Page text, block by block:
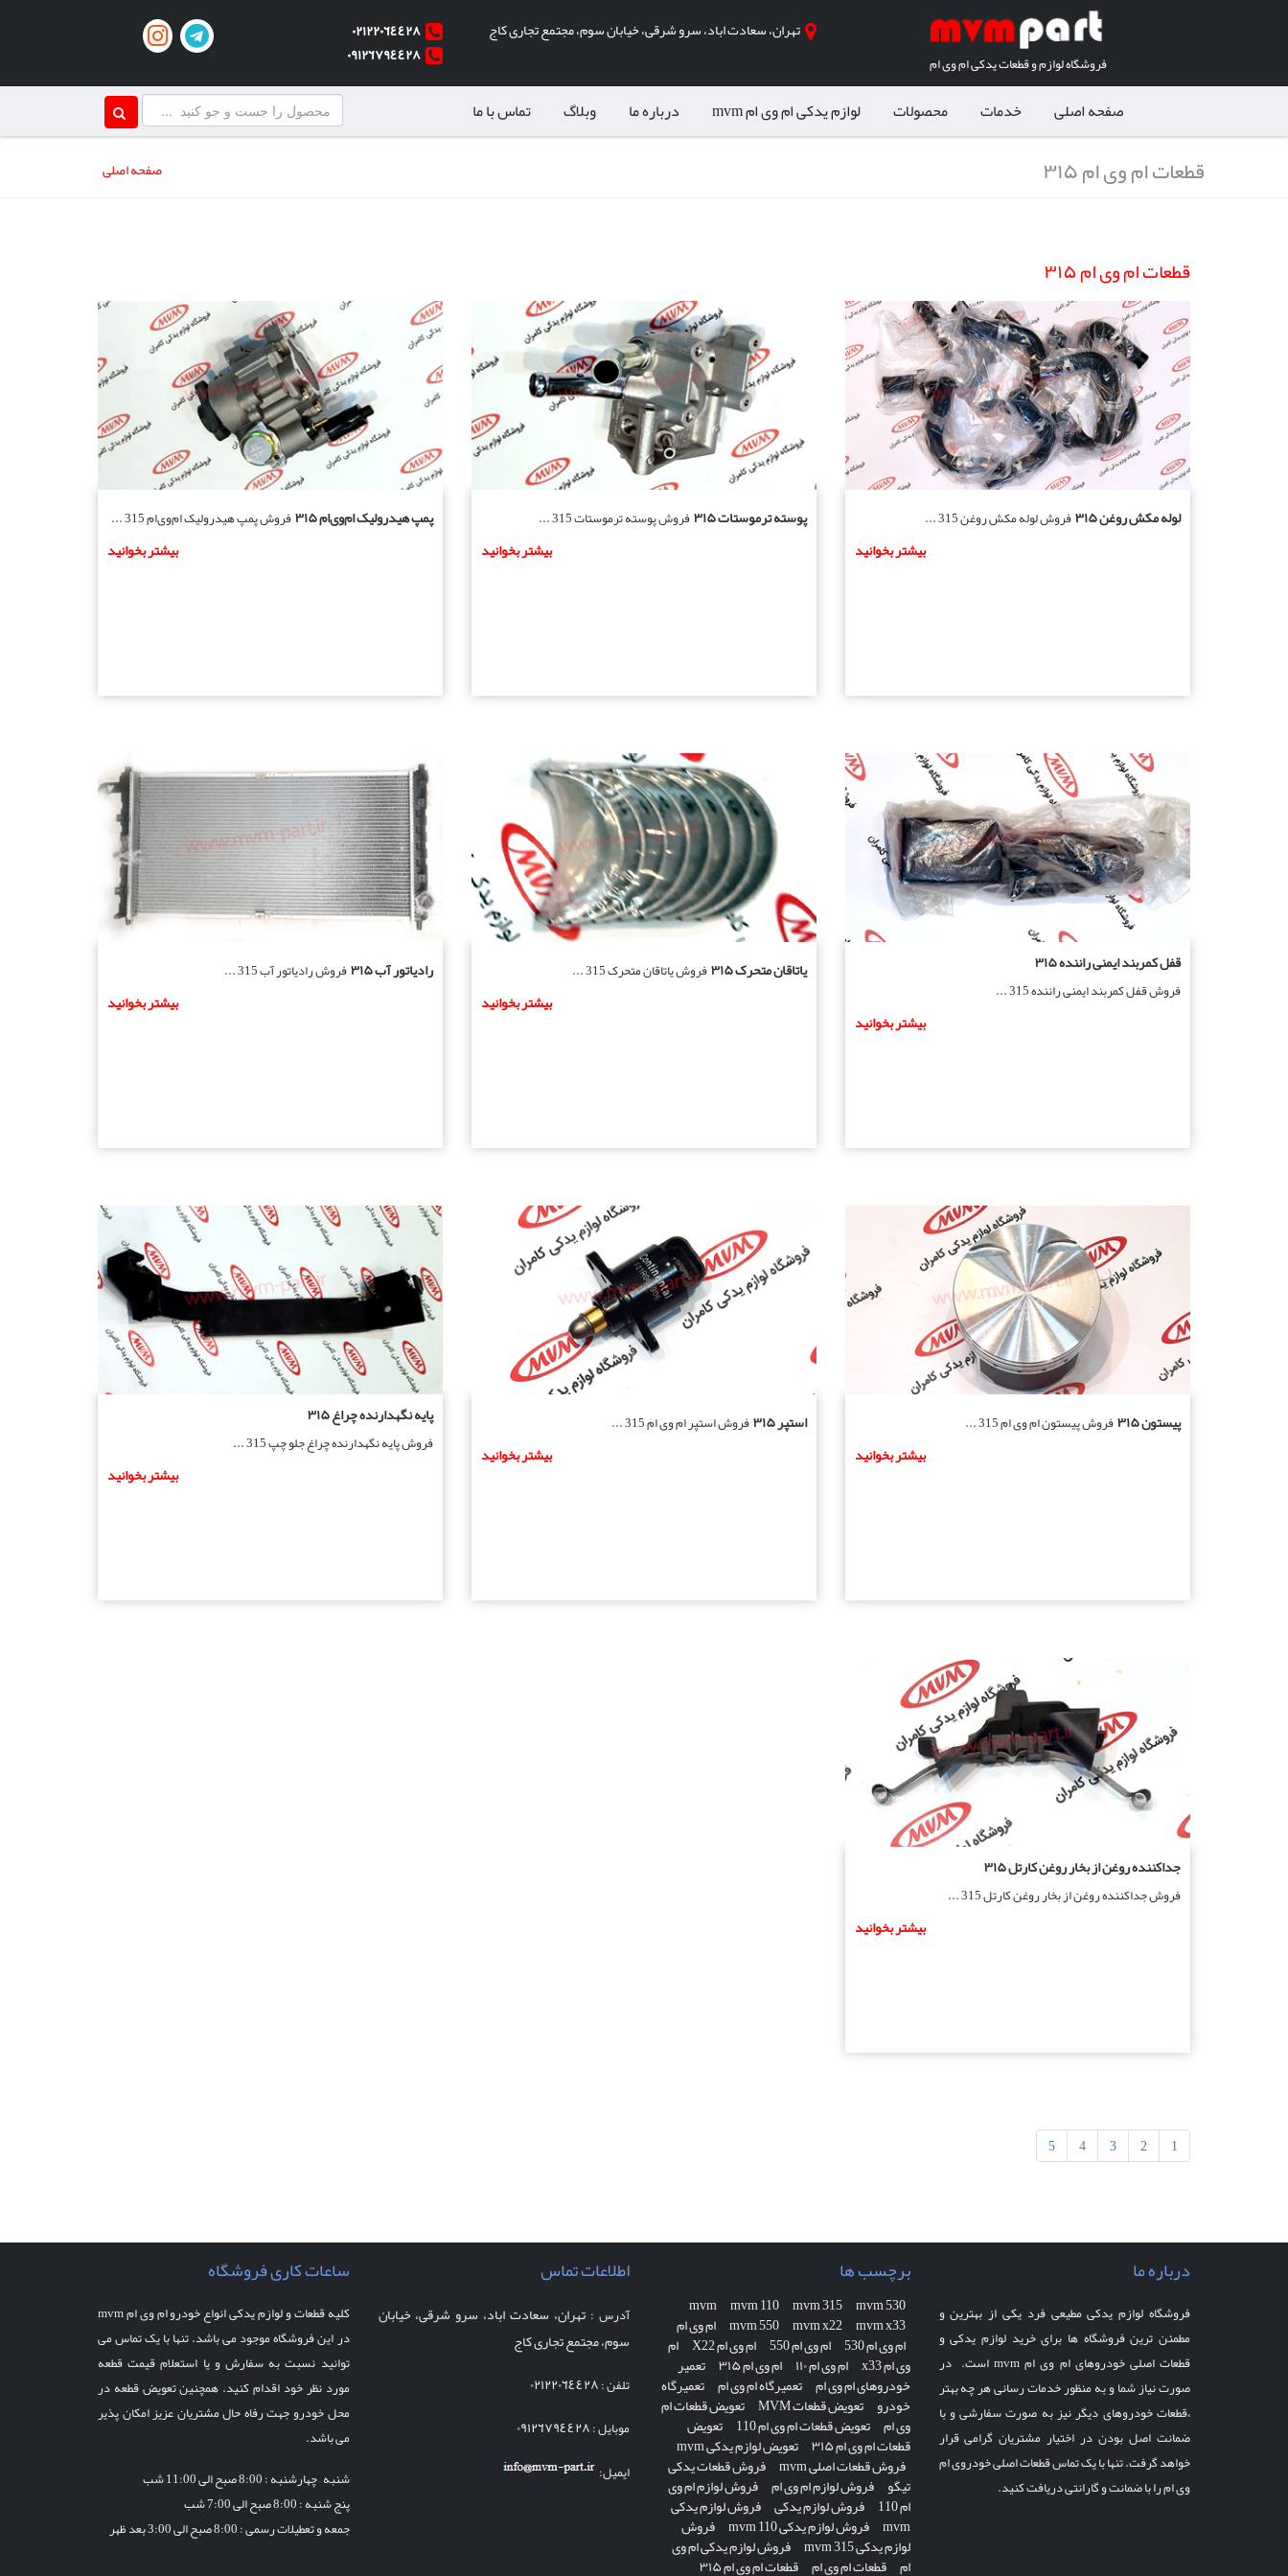
فروشگاه لوازم و قطعات یدکی ام وی ام
تهران، سعادت اباد، سرو شرقی، خیابان سوم، مجتمع تجاری کاج
٠٢١٢٢٠٦٤٤٢٨
٠٩١٢٦٧٩٤٤٢٨
صفحه اصلی خدمات محصولات لوازم یدکی ام وی ام mvm درباره ما وبلاگ تماس با ما
قطعات ام وی ام ۳۱۵ صفحه اصلی
قطعات ام وی ام ۳۱۵
لوله مکش روغن ۳۱۵ فروش لوله مکش روغن 315 ...
بیشتر بخوانید
پوسته ترموستات ۳۱۵ فروش پوسته ترموستات 315 ...
بیشتر بخوانید
پمپ هیدرولیک ام‌وی‌ام ۳۱۵ فروش پمپ هیدرولیک ام‌وی‌ام 315 ...
بیشتر بخوانید
قفل کمربند ایمنی راننده ۳۱۵
فروش قفل کمربند ایمنی راننده 315 ...
بیشتر بخوانید
یاتاقان متحرک ۳۱۵ فروش یاتاقان متحرک 315 ...
بیشتر بخوانید
رادیاتور آب ۳۱۵ فروش رادیاتور آب 315 ...
بیشتر بخوانید
پیستون ۳۱۵ فروش پیستون ام وی ام 315 ...
بیشتر بخوانید
استپر ۳۱۵ فروش استپر ام وی ام 315 ...
بیشتر بخوانید
پایه نگهدارنده چراغ ۳۱۵
فروش پایه نگهدارنده چراغ جلو چپ 315 ...
بیشتر بخوانید
جداکننده روغن از بخار روغن کارتل ۳۱۵
فروش جداکننده روغن از بخار روغن کارتل 315 ...
بیشتر بخوانید
1
2
3
4
5
درباره ما
فروشگاه لوازم یدکی مطیعی فرد یکی از بهترین و
مطمئن ترین فروشگاه ها برای خرید لوازم یدکی و
قطعات اصلی خودروهای ام وی ام mvm است. در
صورت نیاز شما و به منظور خدمات رسانی هر چه بهتر
،قطعات خودروهای دیگر نیز به صورت سفارشی و با
ضمانت اصل بودن در اختیار مشتریان گرامی قرار
خواهد گرفت. تنها با یک تماس قطعات اصلی خودروی ام
وی ام را با ضمانت و گارانتی دریافت کنید.
برچسب ها
mvm mvm 110 mvm 315 mvm 530
mvm 550 mvm x22 mvm x33 ام وی ام
ام وی ام 530 ام وی ام 550 ام وی ام X22 ام
وی ام x33 ام وی ام ۱۱۰ ام وی ام ۳۱۵ تعمیر
خودروهای ام وی ام تعمیرگاه ام وی ام تعمیرگاه
خودرو تعویض قطعات MVM تعویض قطعات ام
وی ام تعویض قطعات ام وی ام 110 تعویض
قطعات ام وی ام ۳۱۵ تعویض لوازم یدکی mvm
فروش قطعات اصلی mvm فروش قطعات یدکی
تیگو فروش لوازم ام وی ام فروش لوازم ام وی
ام 110 فروش لوازم یدکی فروش لوازم یدکی
mvm فروش لوازم یدکی mvm 110 فروش
لوازم یدکی mvm 315 فروش لوازم یدکی ام وی
ام قطعات ام وی ام قطعات ام وی ام ۳۱۵
اطلاعات تماس
آدرس : تهران، سعادت اباد، سرو شرقی، خیابان
سوم، مجتمع تجاری کاج
تلفن :٠٢١٢٢٠٦٤٤٢٨
موبایل :٠٩١٢٦٧٩٤٤٢٨
ایمیل:
ساعات کاری فروشگاه
کلیه قطعات و لوازم یدکی انواع خودرو ام وی ام mvm
در این فروشگاه موجود می باشد. تنها با یک تماس می
توانید نسبت به سفارش و یا استعلام قیمت قطعه
مورد نظر خود اقدام کنید. همچنین تعویض قطعه در
محل خودرو جهت رفاه حال مشتریان عزیز امکان پذیر
می باشد.
شنبه – چهارشنبه :
پنج شنبه :
جمعه و تعطیلات رسمی : 8:00 صبح الی 3:00 بعد ظهر